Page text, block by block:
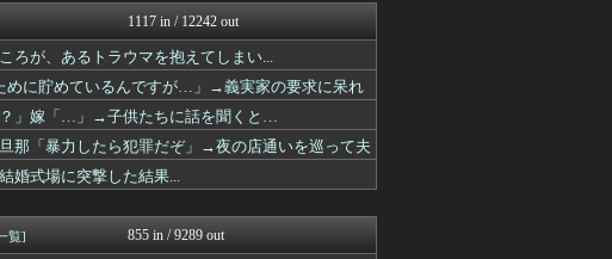
...
修羅場ライフ速報
子育てちゃんねる
言...
修羅の華-家庭・生活まとめ
...
オーバージョイド！
」...
素敵な鬼女様
かぞくちゃんねる
る...
鬼女はみた -修羅場・恋愛...
、...
鬼女の宅配便 - 修羅場・...
...
修羅場ハザード -復讐・D...
1117 in / 12242 out
ろが、あるトラウマを抱えてしまい...
めに貯めているんですが…」→義実家の要求に呆れ
？」嫁「…」→子供たちに話を聞くと…
那「暴力したら犯罪だぞ」→夜の店通いを巡って夫
婚式場に突撃した結果...
覧] 855 in / 9289 out